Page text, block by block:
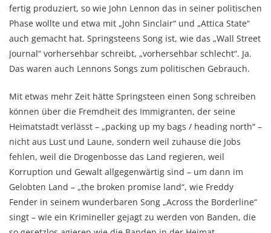
fertig produziert, so wie John Lennon das in seiner politischen
Phase wollte und etwa mit „John Sinclair“ und „Attica State“
auch gemacht hat. Springsteens Song ist, wie das „Wall Street
Journal“ vorhersehbar schreibt, „vorhersehbar schlecht“. Ja.
Das waren auch Lennons Songs zum politischen Gebrauch.
Mit etwas mehr Zeit hätte Springsteen einen Song schreiben
können über die Fremdheit des Immigranten, der seine
Heimatstadt verlässt – „packing up my bags / heading north“ –
nicht aus Lust und Laune, sondern weil zuhause die Jobs
fehlen, weil die Drogenbosse das Land regieren, weil
Korruption und Gewalt allgegenwärtig sind – um dann im
Gelobten Land – „the broken promise land“, wie Freddy
Fender in seinem wunderbaren Song „Across the Borderline“
singt – wie ein Krimineller gejagt zu werden von Banden, die